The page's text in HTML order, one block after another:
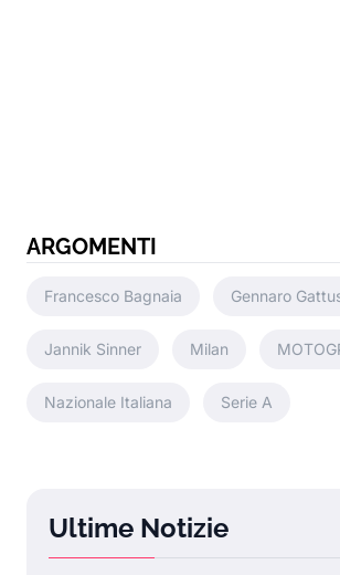
ARGOMENTI
Francesco Bagnaia Gennaro
Jannik Sinner Milan
Nazionale Italiana Serie A
Ultime Notizie